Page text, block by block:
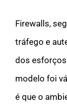
Firewalls,
tráfego e
dos esforços
modelo foi
é que o